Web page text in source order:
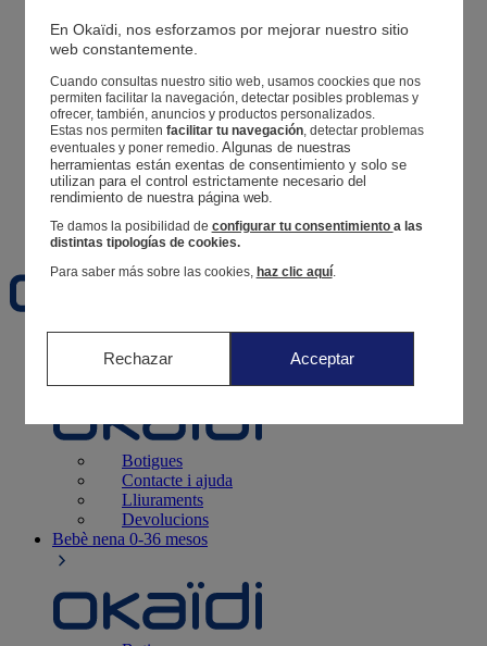
Botigues
La teva informació
Segueix una comanda
Cistella
Favorits
Naixement 0-12 mesos
Botigues
Contacte i ajuda
Lliuraments
Devolucions
Bebè nena 0-36 mesos
En Okaïdi, nos esforzamos por mejorar nuestro sitio
web constantemente.
Cuando consultas nuestro sitio web, usamos coockies que nos
permiten facilitar la navegación, detectar posibles problemas y
ofrecer, también, anuncios y productos personalizados.
Estas nos permiten facilitar tu navegación, detectar problemas
eventuales y poner remedio. Algunas de nuestras
herramientas están exentas de consentimiento y solo se
utilizan para el control estrictamente necesario del
rendimiento de nuestra página web.
Te damos la posibilidad de configurar tu consentimiento a las
distintas tipologías de cookies.
Para saber más sobre las cookies, haz clic aquí.
Rechazar Acceptar